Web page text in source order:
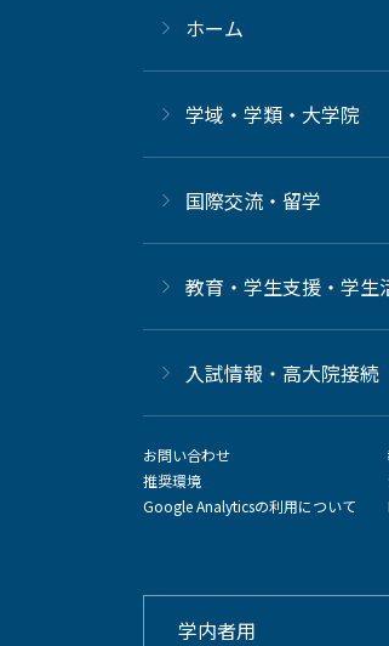
ホーム
学域・学類・大学院
国際交流・留学
教育・学生支援・学生
⼊試情報・高大院接続
お問い合わせ
推奨環境
Google Analyticsの利用について
学内者用